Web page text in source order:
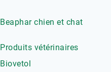
Beaphar chien et chat
Produits vétérinaires
Biovetol